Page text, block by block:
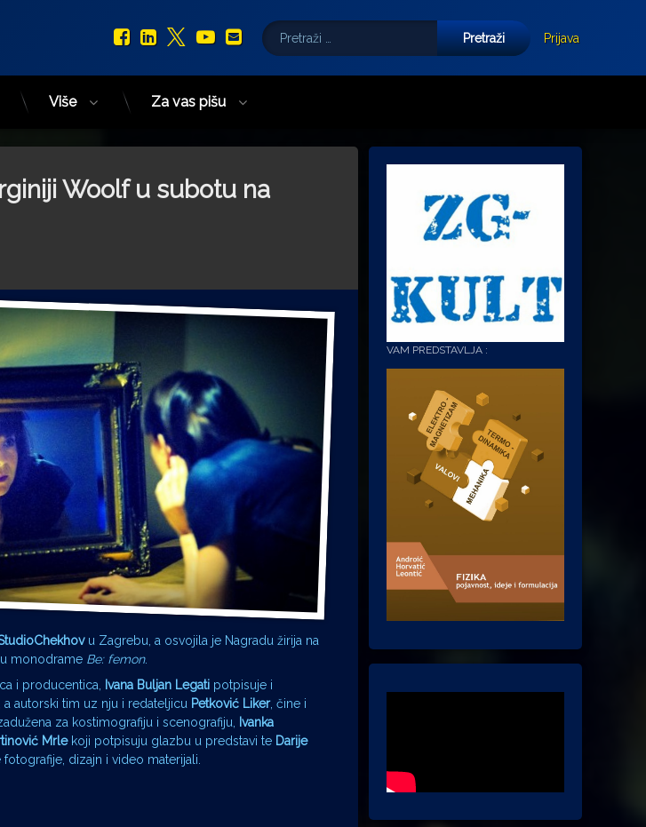
Facebook
LinkedIn
X.com
YouTube
E-mail
Pretraži:
Prijava
Više Za vas pišu
Woolf u subotu na
u Zagrebu, a osvojila je Nagradu žirija na
monodrame Be: femon.
i producentica, Ivana Buljan Legati potpisuje i
autorski tim uz nju i redateljicu Petković Liker, čine i
za kostimografiju i scenografiju, Ivanka
Mrle koji potpisuju glazbu u predstavi te Darije
dizajn i video materijali.
VAM PREDSTAVLJA :